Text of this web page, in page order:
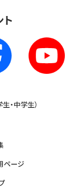
・中学生）
ページ